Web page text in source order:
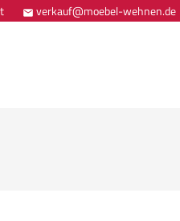
 verkauf@moebel-wehnen.de